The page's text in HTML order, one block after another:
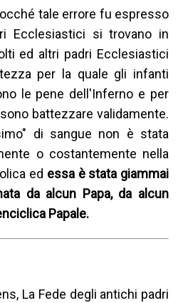
tale errore fu espresso
Ecclesiastici si trovano in
ed altri padri Ecclesiastici
per la quale gli infanti
le pene dell'Inferno e per
battezzare validamente.
di sangue non è stata
o costantemente nella
ed essa è stata giammai
da alcun Papa, da alcun
Papale.
La Fede degli antichi padri